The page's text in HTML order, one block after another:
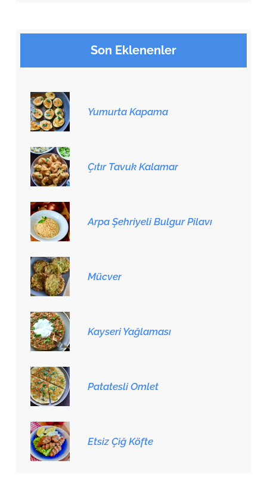
Son Eklenenler
Yumurta Kapama
Çıtır Tavuk Kalamar
Arpa Şehriyeli Bulgur Pilavı
Mücver
Kayseri Yağlaması
Patatesli Omlet
Etsiz Çiğ Köfte